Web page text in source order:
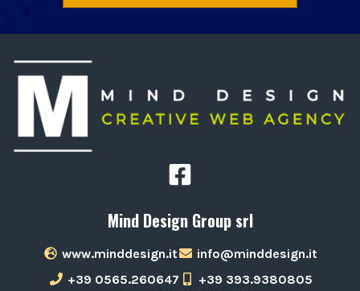
Mind Design Group srl
www.minddesign.it
info@minddesign.it
+39 0565.260647
+39 393.9380805